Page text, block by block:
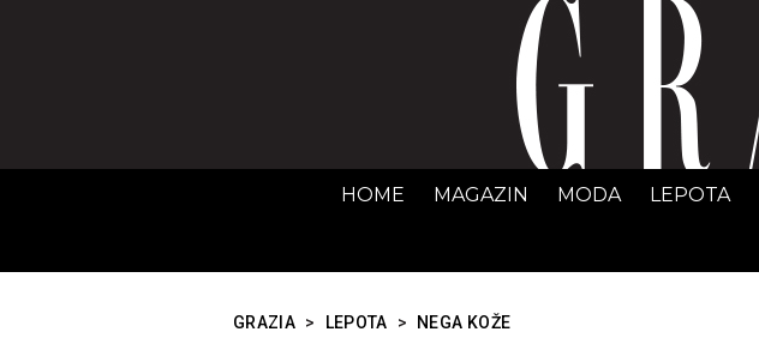
HOME MAGAZIN MODA LEPOTA
GRAZIA > LEPOTA > NEGA KOŽE